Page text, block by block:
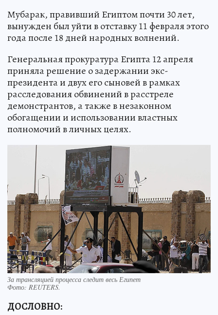
Мубарак, правивший Египтом почти 30 лет,
вынужден был уйти в отставку 11 февраля этого
года после 18 дней народных волнений.
Генеральная прокуратура Египта 12 апреля
приняла решение о задержании экс-
президента и двух его сыновей в рамках
расследования обвинений в расстреле
демонстрантов, а также в незаконном
обогащении и использовании властных
полномочий в личных целях.
За трансляцией процесса следит весь Египет
Фото: REUTERS.
ДОСЛОВНО: